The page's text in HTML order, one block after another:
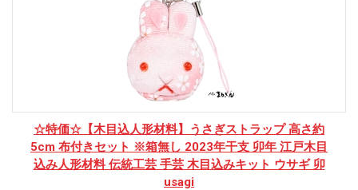
☆特価☆ 【木目込人形材料】うさぎストラップ 高さ約
5cm 布付きセット ※箱無し 2023年干支 卯年 江戸木目
込み人形材料 伝統工芸 手芸 木目込みキット ウサギ 卯
usagi